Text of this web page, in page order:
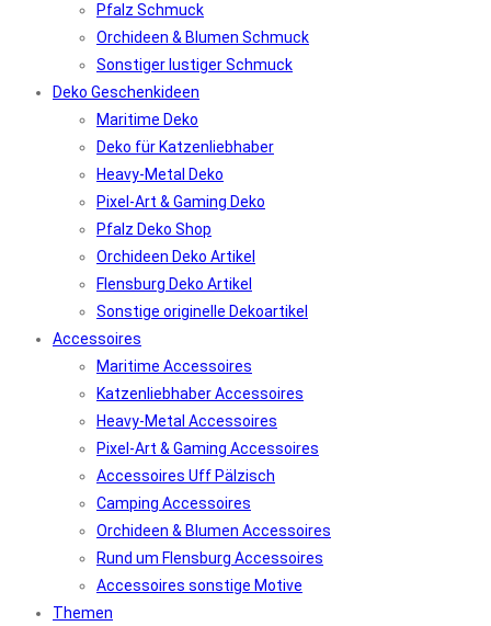
Pfalz Schmuck
Orchideen & Blumen Schmuck
Sonstiger lustiger Schmuck
Deko Geschenkideen
Maritime Deko
Deko für Katzenliebhaber
Heavy-Metal Deko
Pixel-Art & Gaming Deko
Pfalz Deko Shop
Orchideen Deko Artikel
Flensburg Deko Artikel
Sonstige originelle Dekoartikel
Accessoires
Maritime Accessoires
Katzenliebhaber Accessoires
Heavy-Metal Accessoires
Pixel-Art & Gaming Accessoires
Accessoires Uff Pälzisch
Camping Accessoires
Orchideen & Blumen Accessoires
Rund um Flensburg Accessoires
Accessoires sonstige Motive
Themen